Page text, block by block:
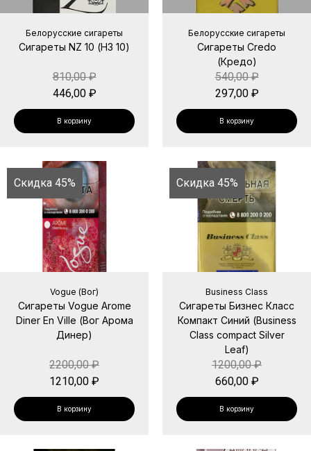
Белорусские сигареты
Сигареты NZ 10 (НЗ 10)
810,00₽
446,00 ₽
В корзину
Белорусские сигареты
Сигареты Credo
(Кредо)
540,00₽
297,00 ₽
В корзину
Скидка 45%
Vogue (Вог)
Сигареты Vogue Arome
Diner En Ville (Вог Арома
Динер)
2200,00₽
1210,00 ₽
В корзину
Скидка 45%
Business Class
Сигареты Бизнес Класс
Компакт Синий (Business
Class compact Silver
Leaf)
1200,00₽
660,00 ₽
В корзину